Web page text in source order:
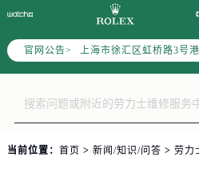
官网公告>
节假日正常营业！
当前位置： 首页 > 新闻/知识/问答 > 劳力